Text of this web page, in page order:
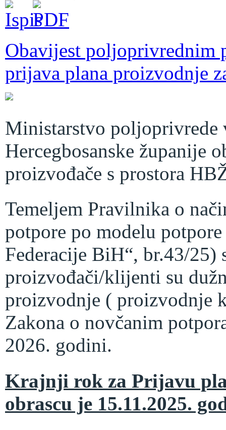
Obavijest poljoprivrednim
prijava plana proizvodnje
Ministarstvo poljoprivrede
Hercegbosanske županije
proizvođače s prostora
Temeljem Pravilnika o
potpore po modelu
Federacije BiH“, br.43/
proizvođači/klijenti su
proizvodnje ( proizvodnje
Zakona o novčanim
2026. godini.
Krajnji rok za Prijavu
obrascu je 15.11.2025.